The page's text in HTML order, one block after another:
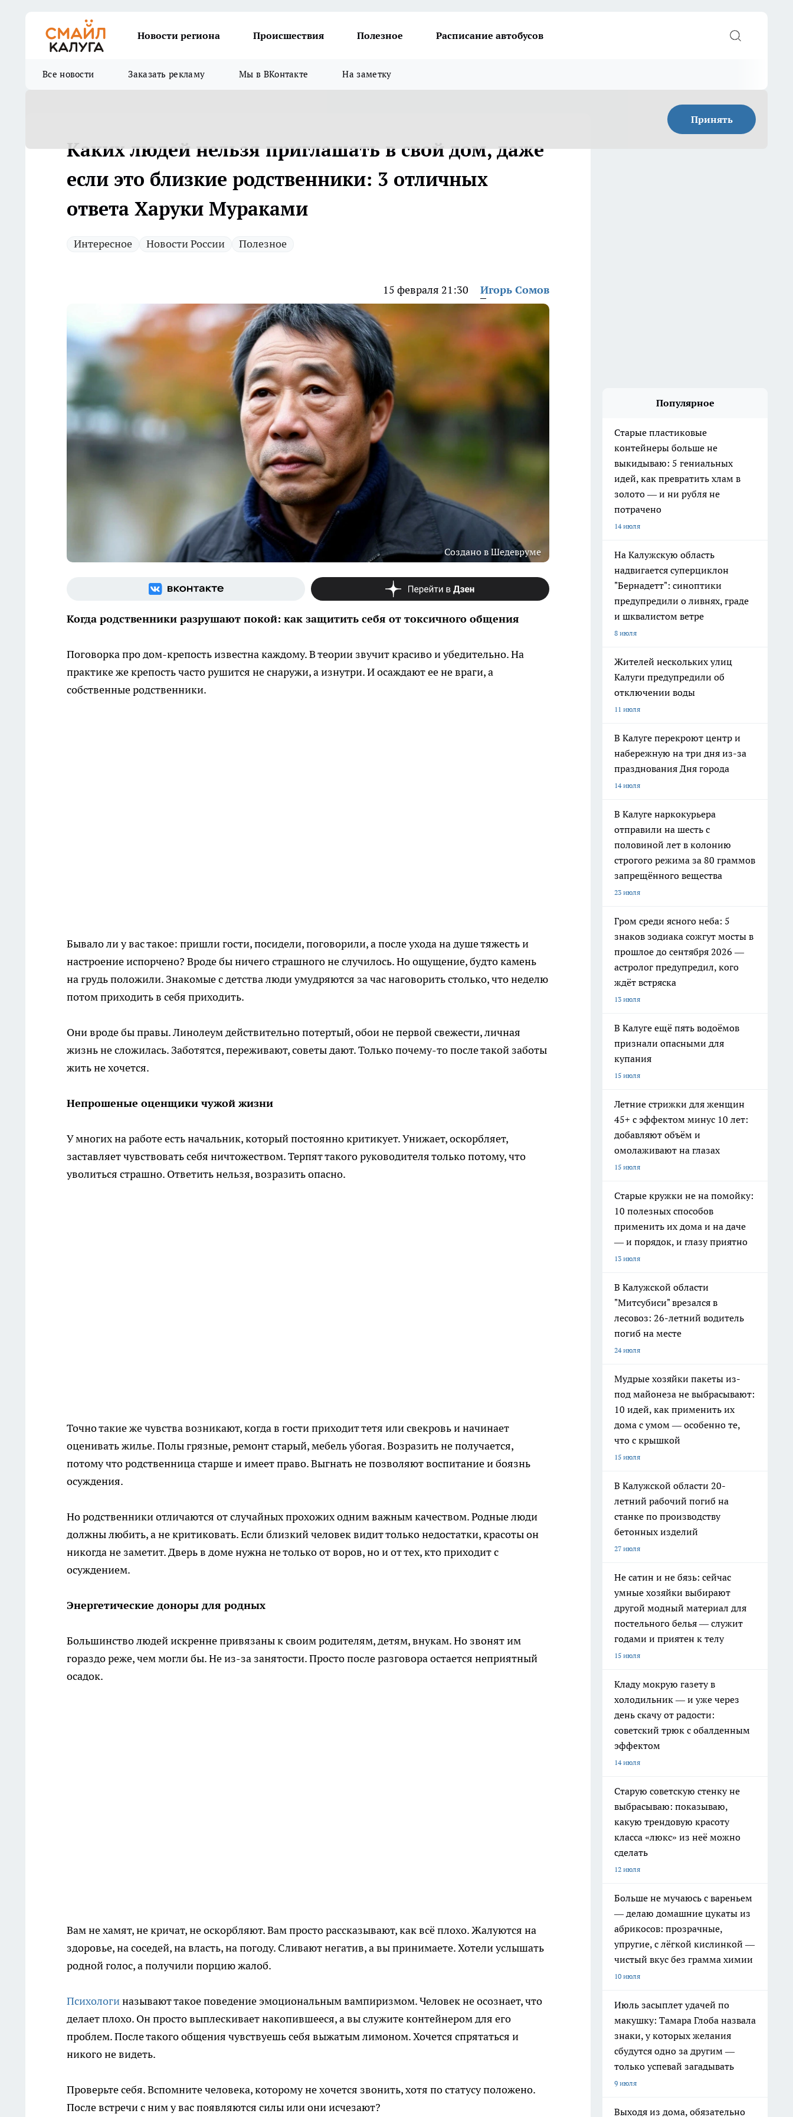
Новости региона Происшествия Полезное Расписание автобусов
Все новости Заказать рекламу Мы в ВКонтакте На заметку
Принять
Каких людей нельзя приглашать в свой дом, даже
если это близкие родственники: 3 отличных
ответа Харуки Мураками
Интересное Новости России Полезное
15 февраля 21:30 Игорь Сомов
Создано в Шедевруме
Когда родственники разрушают покой: как защитить себя от токсичного общения
Поговорка про дом-крепость известна каждому. В теории звучит красиво и убедительно. На
практике же крепость часто рушится не снаружи, а изнутри. И осаждают ее не враги, а
собственные родственники.
Бывало ли у вас такое: пришли гости, посидели, поговорили, а после ухода на душе тяжесть и
настроение испорчено? Вроде бы ничего страшного не случилось. Но ощущение, будто камень
на грудь положили. Знакомые с детства люди умудряются за час наговорить столько, что неделю
потом приходить в себя приходить.
Они вроде бы правы. Линолеум действительно потертый, обои не первой свежести, личная
жизнь не сложилась. Заботятся, переживают, советы дают. Только почему-то после такой заботы
жить не хочется.
Непрошеные оценщики чужой жизни
У многих на работе есть начальник, который постоянно критикует. Унижает, оскорбляет,
заставляет чувствовать себя ничтожеством. Терпят такого руководителя только потому, что
уволиться страшно. Ответить нельзя, возразить опасно.
Точно такие же чувства возникают, когда в гости приходит тетя или свекровь и начинает
оценивать жилье. Полы грязные, ремонт старый, мебель убогая. Возразить не получается,
потому что родственница старше и имеет право. Выгнать не позволяют воспитание и боязнь
осуждения.
Но родственники отличаются от случайных прохожих одним важным качеством. Родные люди
должны любить, а не критиковать. Если близкий человек видит только недостатки, красоты он
никогда не заметит. Дверь в доме нужна не только от воров, но и от тех, кто приходит с
осуждением.
Энергетические доноры для родных
Большинство людей искренне привязаны к своим родителям, детям, внукам. Но звонят им
гораздо реже, чем могли бы. Не из-за занятости. Просто после разговора остается неприятный
осадок.
Вам не хамят, не кричат, не оскорбляют. Вам просто рассказывают, как всё плохо. Жалуются на
здоровье, на соседей, на власть, на погоду. Сливают негатив, а вы принимаете. Хотели услышать
родной голос, а получили порцию жалоб.
Психологиназывают такое поведение эмоциональным вампиризмом. Человек не осознает, что
делает плохо. Он просто выплескивает накопившееся, а вы служите контейнером для его
проблем. После такого общения чувствуешь себя выжатым лимоном. Хочется спрятаться и
никого не видеть.
Проверьте себя. Вспомните человека, которому не хочется звонить, хотя по статусу положено.
После встречи с ним у вас появляются силы или они исчезают?
Популярное
Старые пластиковые
контейнеры больше не
выкидываю: 5 гениальных
идей, как превратить хлам в
золото — и ни рубля не
потрачено
14 июля
На Калужскую область
надвигается суперциклон
"Бернадетт": синоптики
предупредили о ливнях, граде
и шквалистом ветре
8 июля
Жителей нескольких улиц
Калуги предупредили об
отключении воды
11 июля
В Калуге перекроют центр и
набережную на три дня из-за
празднования Дня города
14 июля
В Калуге наркокурьера
отправили на шесть с
половиной лет в колонию
строгого режима за 80 граммов
запрещённого вещества
23 июля
Гром среди ясного неба: 5
знаков зодиака сожгут мосты в
прошлое до сентября 2026 —
астролог предупредил, кого
ждёт встряска
13 июля
В Калуге ещё пять водоёмов
признали опасными для
купания
15 июля
Летние стрижки для женщин
45+ с эффектом минус 10 лет:
добавляют объём и
омолаживают на глазах
15 июля
Старые кружки не на помойку:
10 полезных способов
применить их дома и на даче
— и порядок, и глазу приятно
13 июля
В Калужской области
"Митсубиси" врезался в
лесовоз: 26-летний водитель
погиб на месте
24 июля
Мудрые хозяйки пакеты из-
под майонеза не выбрасывают:
10 идей, как применить их
дома с умом — особенно те,
что с крышкой
15 июля
В Калужской области 20-
летний рабочий погиб на
станке по производству
бетонных изделий
27 июля
Не сатин и не бязь: сейчас
умные хозяйки выбирают
другой модный материал для
постельного белья — служит
годами и приятен к телу
15 июля
Кладу мокрую газету в
холодильник — и уже через
день скачу от радости:
советский трюк с обалденным
эффектом
14 июля
Старую советскую стенку не
выбрасываю: показываю,
какую трендовую красоту
класса «люкс» из неё можно
сделать
12 июля
Больше не мучаюсь с вареньем
— делаю домашние цукаты из
абрикосов: прозрачные,
упругие, с лёгкой кислинкой —
чистый вкус без грамма химии
10 июля
Июль засыплет удачей по
макушку: Тамара Глоба назвала
знаки, у которых желания
сбудутся одно за другим —
только успевай загадывать
9 июля
Выходя из дома, обязательно